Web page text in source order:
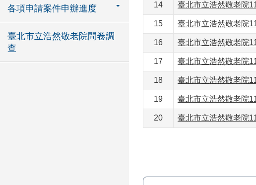
各項申請案件申辦進度
臺北市立浩然敬老院問卷調
查
14 臺北市立浩然敬老院
15 臺北市立浩然敬老院
16 臺北市立浩然敬老院
17 臺北市立浩然敬老院
18 臺北市立浩然敬老院
19 臺北市立浩然敬老院
20 臺北市立浩然敬老院